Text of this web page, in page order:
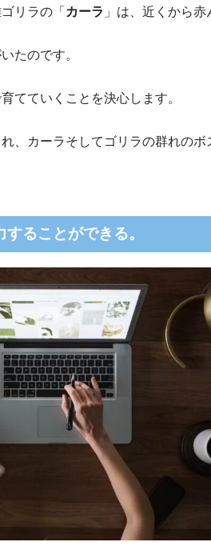
リラの「 カーラ 」は、近くから赤
たのです。
てていくことを決心します。
、カーラそしてゴリラの群れのボ
ることができる。